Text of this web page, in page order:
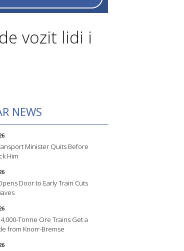
vozit lidi i
NEWS
Minister Quits Before
Him
Door to Early Train Cuts
Tonne Ore Trains Get a
from Knorr-Bremse